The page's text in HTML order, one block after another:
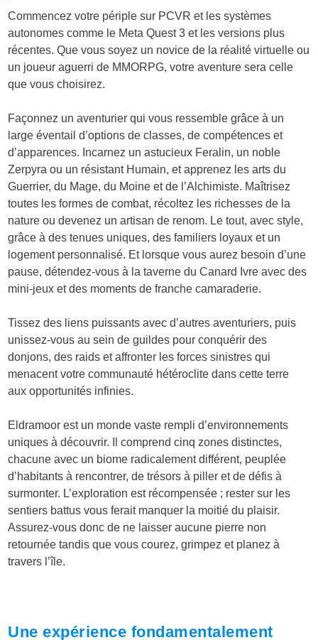
Commencez votre périple sur PCVR et les systèmes
autonomes comme le Meta Quest 3 et les versions plus
récentes. Que vous soyez un novice de la réalité virtuelle ou
un joueur aguerri de MMORPG, votre aventure sera celle
que vous choisirez.
Façonnez un aventurier qui vous ressemble grâce à un
large éventail d’options de classes, de compétences et
d’apparences. Incarnez un astucieux Feralin, un noble
Zerpyra ou un résistant Humain, et apprenez les arts du
Guerrier, du Mage, du Moine et de l’Alchimiste. Maîtrisez
toutes les formes de combat, récoltez les richesses de la
nature ou devenez un artisan de renom. Le tout, avec style,
grâce à des tenues uniques, des familiers loyaux et un
logement personnalisé. Et lorsque vous aurez besoin d’une
pause, détendez-vous à la taverne du Canard Ivre avec des
mini-jeux et des moments de franche camaraderie.
Tissez des liens puissants avec d’autres aventuriers, puis
unissez-vous au sein de guildes pour conquérir des
donjons, des raids et affronter les forces sinistres qui
menacent votre communauté hétéroclite dans cette terre
aux opportunités infinies.
Eldramoor est un monde vaste rempli d’environnements
uniques à découvrir. Il comprend cinq zones distinctes,
chacune avec un biome radicalement différent, peuplée
d’habitants à rencontrer, de trésors à piller et de défis à
surmonter. L’exploration est récompensée ; rester sur les
sentiers battus vous ferait manquer la moitié du plaisir.
Assurez-vous donc de ne laisser aucune pierre non
retournée tandis que vous courez, grimpez et planez à
travers l’île.
Une expérience fondamentalement